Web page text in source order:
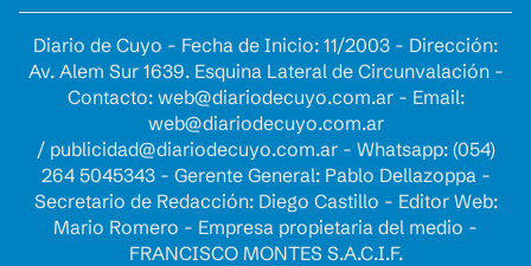
Diario de Cuyo - Fecha de Inicio: 11/2003 - Dirección:
Av. Alem Sur 1639. Esquina Lateral de Circunvalación -
Contacto: web@diariodecuyo.com.ar- Email:
web@diariodecuyo.com.ar
/ publicidad@diariodecuyo.com.ar- Whatsapp: (054)
264 5045343 - Gerente General: Pablo Dellazoppa -
Secretario de Redacción: Diego Castillo - Editor Web:
Mario Romero - Empresa propietaria del medio -
FRANCISCO MONTES S.A.C.I.F.